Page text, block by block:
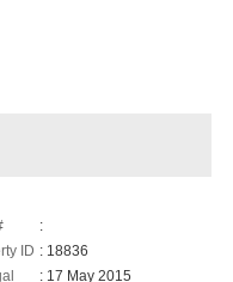
:
ID : 18836
: 17 May 2015